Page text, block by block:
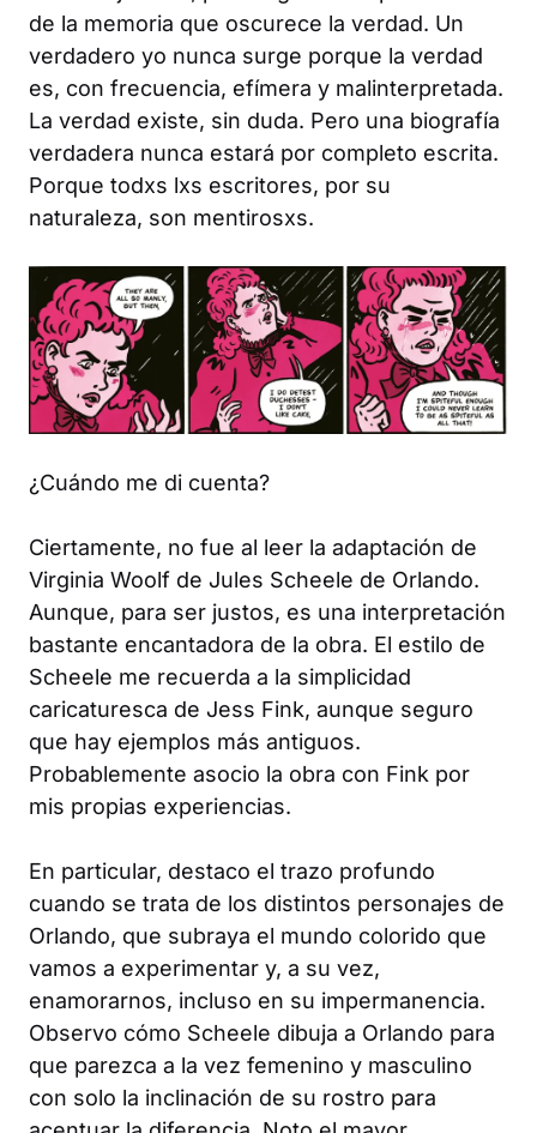
de la memoria que oscurece la verdad. Un
verdadero yo nunca surge porque la verdad
es, con frecuencia, efímera y malinterpretada.
La verdad existe, sin duda. Pero una biografía
verdadera nunca estará por completo escrita.
Porque todxs lxs escritores, por su
naturaleza, son mentirosxs.
¿Cuándo me di cuenta?
Ciertamente, no fue al leer la adaptación de
Virginia Woolf de Jules Scheele de Orlando.
Aunque, para ser justos, es una interpretación
bastante encantadora de la obra. El estilo de
Scheele me recuerda a la simplicidad
caricaturesca de Jess Fink, aunque seguro
que hay ejemplos más antiguos.
Probablemente asocio la obra con Fink por
mis propias experiencias.
En particular, destaco el trazo profundo
cuando se trata de los distintos personajes de
Orlando, que subraya el mundo colorido que
vamos a experimentar y, a su vez,
enamorarnos, incluso en su impermanencia.
Observo cómo Scheele dibuja a Orlando para
que parezca a la vez femenino y masculino
con solo la inclinación de su rostro para